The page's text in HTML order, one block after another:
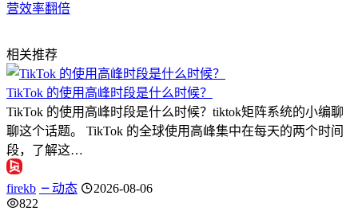
营效率翻倍
相关推荐
TikTok 的使用高峰时段是什么时候？
TikTok 的使用高峰时段是什么时候？tiktok矩阵系统的小编聊
聊这个话题。 TikTok 的全球使用高峰集中在每天的两个时间
段，了解这…
firekb 动态
2026-08-06
822